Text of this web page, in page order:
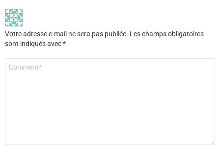
Votre adresse e-mail ne sera pas publiée. Les champs obligatoires
sont indiqués avec*